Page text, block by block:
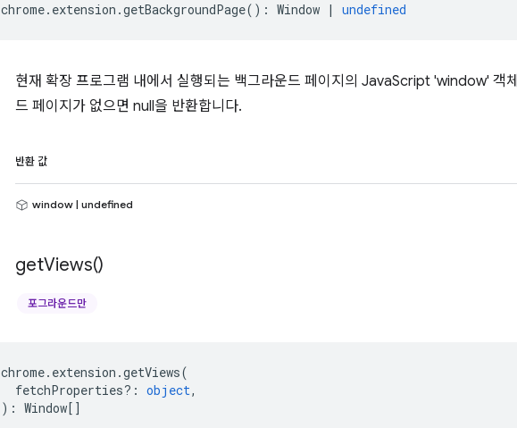
chrome. extension .getBackgroundPage() : Window | undefined
현재 확장 프로그램 내에서 실행되는 백그라운드 페이지의 JavaScript 'window' 객
드 페이지가 없으면 null을 반환합니다.
반환 값
window | undefined
getViews()
포그라운드만
chrome. extension .getViews(
fetchProperties? : object,
) : Window[]